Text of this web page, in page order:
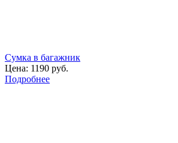
Сумка в багажник
Цена: 1190 руб.
Подробнее